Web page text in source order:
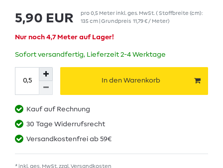
5,90 EUR pro0,5 Meterinkl. ges. MwSt. ( Stoffbreite (cm):
135 cm | Grundpreis 11,79 € / Meter)
Nur noch 4,7 Meter auf Lager!
Sofort versandfertig, Lieferzeit 2-4 Werktage
In den Warenkorb
Kauf auf Rechnung
30 Tage Widerrufsrecht
Versandkostenfrei ab 59€
* inkl. ges. MwSt. zzgl. Versandkosten